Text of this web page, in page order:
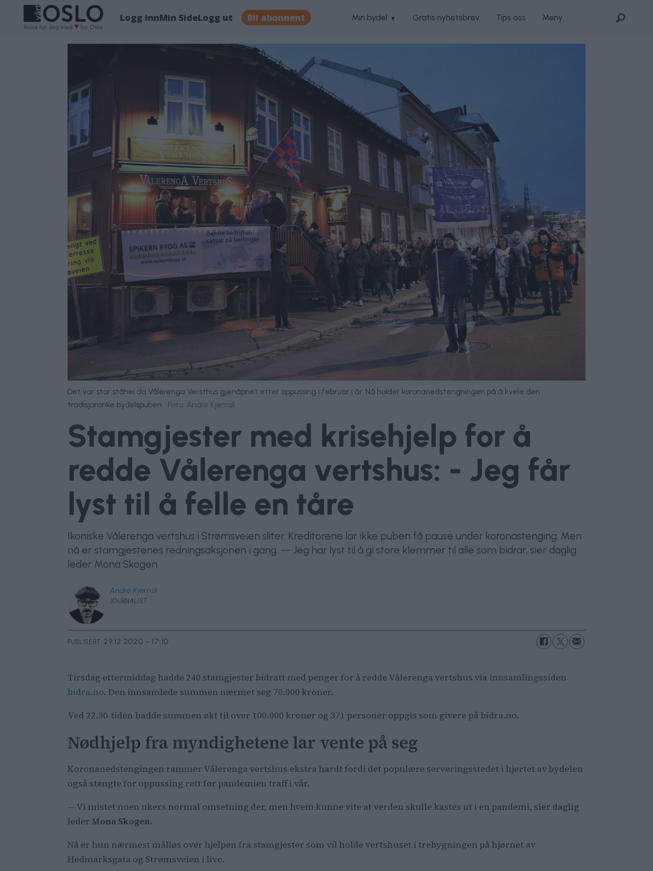
Logg innMin SideLogg ut Bli abonnent Min bydel Gratis nyhetsbrev Tips oss Meny
Det var stor ståhei da Vålerenga Versthus gjenåpnet etter oppussing i februar i år. Nå holder koronanedstengningen på å kvele den
tradisjonsrike bydelspuben.
Foto: André Kjernsli
Stamgjester med krisehjelp for å
redde Vålerenga vertshus: - Jeg får
lyst til å felle en tåre
Ikoniske Vålerenga vertshus i Strømsveien sliter. Kreditorene lar ikke puben få pause under koronastenging. Men
nå er stamgjestenes redningsaksjonen i gang. — Jeg har lyst til å gi store klemmer til alle som bidrar, sier daglig
leder Mona Skogen.
André Kjernsli
JOURNALIST
PUBLISERT 29.12.2020 - 17:10
Tirsdag ettermiddag hadde 240 stamgjester bidratt med penger for å redde Vålerenga vertshus via innsamlingssiden
bidra.no. Den innsamlede summen nærmet seg 70.000 kroner.
Ved 22.30-tiden hadde summen økt til over 100.000 kroner og 371 personer oppgis som givere på bidra.no.
Nødhjelp fra myndighetene lar vente på seg
Koronanedstengingen rammer Vålerenga vertshus ekstra hardt fordi det populære serveringsstedet i hjertet av bydelen
også stengte for oppussing rett før pandemien traff i vår.
— Vi mistet noen ukers normal omsetning der, men hvem kunne vite at verden skulle kastes ut i en pandemi, sier daglig
lederMona Skogen.
Nå er hun nærmest målløs over hjelpen fra stamgjester som vil holde vertshuset i trebygningen på hjørnet av
Hedmarksgata og Strømsveien i live.